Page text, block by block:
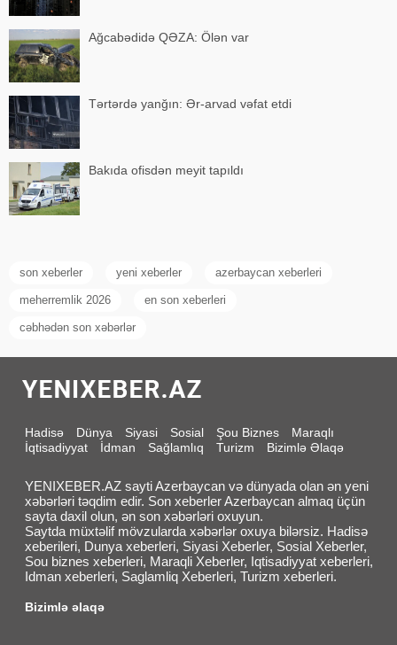
Ağcabədidə QƏZA: Ölən var
Tərtərdə yanğın: Ər-arvad vəfat etdi
Bakıda ofisdən meyit tapıldı
son xeberler yeni xeberler azerbaycan xeberleri
meherremlik 2026 en son xeberleri
cəbhədən son xəbərlər
Hadisə Dünya Siyasi Sosial Şou Biznes
Maraqlı
İqtisadiyyat
İdman Sağlamlıq Turizm Bizimlə Əlaqə
YENIXEBER.AZ sayti Azerbaycan və dünyada olan ən yeni
xəbərləri təqdim edir. Son xeberler Azerbaycan almaq üçün
sayta daxil olun, ən son xəbərləri oxuyun.
Saytda müxtəlif mövzularda xəbərlər oxuya bilərsiz. Hadisə
xeberileri, Dunya xeberleri, Siyasi Xeberler, Sosial Xeberler,
Sou biznes xeberleri, Maraqli Xeberler, Iqtisadiyyat xeberleri,
Idman xeberleri, Saglamliq Xeberleri, Turizm xeberleri.
Bizimlə əlaqə